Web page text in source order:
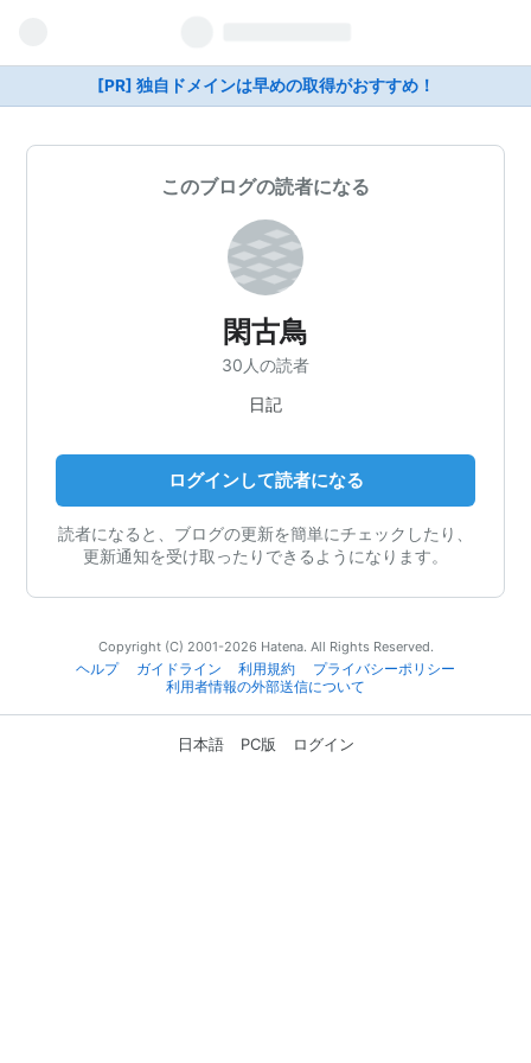
[PR] 独自ドメインは早めの取得がおすすめ！
このブログの読者になる
閑古鳥
30人の読者
日記
ログインして読者になる
読者になると、ブログの更新を簡単にチェックしたり、
更新通知を受け取ったりできるようになります。
Copyright (C) 2001-2026 Hatena. All Rights Reserved.
ヘルプ
ガイドライン 利用規約
プライバシーポリシー
利用者情報の外部送信について
日本語 PC版 ログイン